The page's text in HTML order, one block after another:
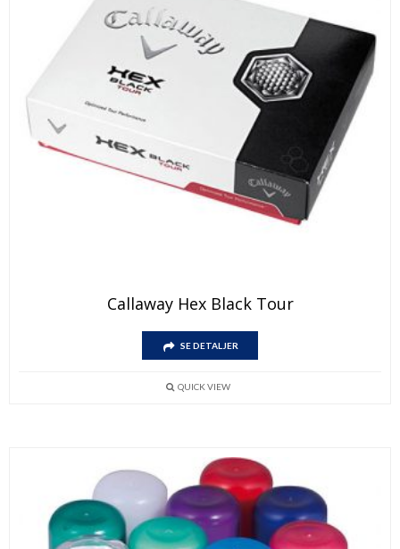
Callaway Hex Black Tour
SE DETALJER
QUICK VIEW